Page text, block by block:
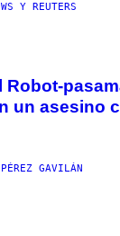
Y REUTERS
Robot-
un asesino
GAVILÁN